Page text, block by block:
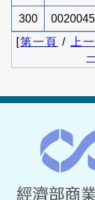
300
[第一頁 / 上